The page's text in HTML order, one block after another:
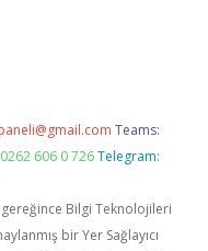
Teams:
606 0 726 Telegram:
gereğince Bilgi Teknolojileri
bir Yer Sağlayıcı